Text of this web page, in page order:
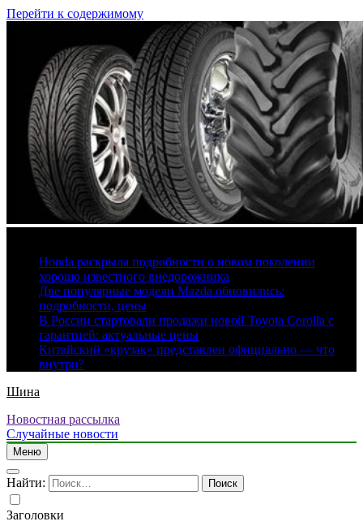
Перейти к содержимому
Honda раскрыла подробности о новом поколении
хорошо известного внедорожника
Две популярные модели Mazda обновились:
подробности, цены
В России стартовали продажи новой Toyota Corolla с
гарантией: актуальные цены
Китайский «крузак» представлен официально — что
внутри?
Шина
Новостная рассылка
Случайные новости
Меню
Найти:
Заголовки